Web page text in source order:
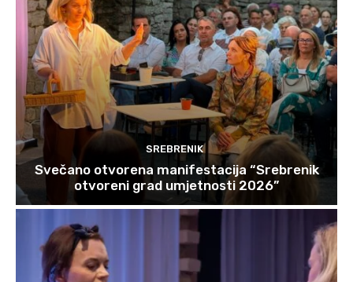
SREBRENIK
Svečano otvorena manifestacija “Srebrenik
otvoreni grad umjetnosti 2026”